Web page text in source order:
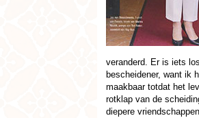
veranderd. Er is iets
bescheidener, want ik
maakbaar totdat het
rotklap van de
diepere